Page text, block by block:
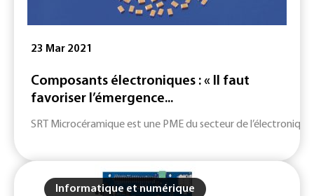
23 Mar 2021
Composants électroniques : « Il faut
favoriser l’émergence...
SRT Microcéramique est une PME du secteur de
Informatique et numérique